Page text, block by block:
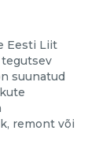
Eesti Liit
suunatud
remont või